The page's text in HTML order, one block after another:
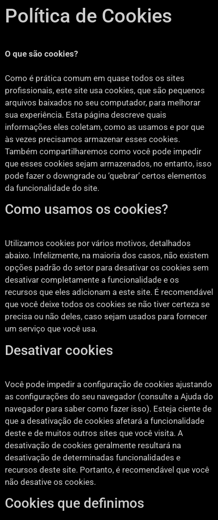
Política de Cookies
O que são cookies?
Como é prática comum em quase todos os sites
profissionais, este site usa cookies, que são pequenos
arquivos baixados no seu computador, para melhorar
sua experiência. Esta página descreve quais
informações eles coletam, como as usamos e por que
às vezes precisamos armazenar esses cookies.
Também compartilharemos como você pode impedir
que esses cookies sejam armazenados, no entanto, isso
pode fazer o downgrade ou ‘quebrar’ certos elementos
da funcionalidade do site.
Como usamos os cookies?
Utilizamos cookies por vários motivos, detalhados
abaixo. Infelizmente, na maioria dos casos, não existem
opções padrão do setor para desativar os cookies sem
desativar completamente a funcionalidade e os
recursos que eles adicionam a este site. É recomendável
que você deixe todos os cookies se não tiver certeza se
precisa ou não deles, caso sejam usados ​​para fornecer
um serviço que você usa.
Desativar cookies
Você pode impedir a configuração de cookies ajustando
as configurações do seu navegador (consulte a Ajuda do
navegador para saber como fazer isso). Esteja ciente de
que a desativação de cookies afetará a funcionalidade
deste e de muitos outros sites que você visita. A
desativação de cookies geralmente resultará na
desativação de determinadas funcionalidades e
recursos deste site. Portanto, é recomendável que você
não desative os cookies.
Cookies que definimos